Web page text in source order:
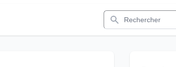
Rechercher